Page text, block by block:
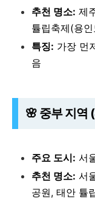
추천 명소: 제
튤립축제(용
특징: 가장 먼
음
🌸 중부 지역
주요 도시: 서
추천 명소: 서
공원, 태안 튤